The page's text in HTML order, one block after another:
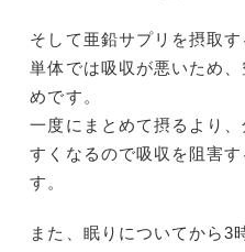
そして亜鉛サプリを摂取
単体では吸収が悪いため
めです。
一度にまとめて摂るより
すくなるので吸収を阻害
す。
また、眠りについてから3